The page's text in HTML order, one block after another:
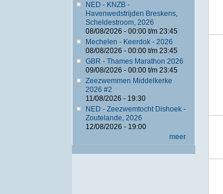
NED - KNZB -
Havenwedstrijden Breskens,
Scheldestroom, 2026
08/08/2026 - 00:00t/m 23:45
Mechelen - Keerdok - 2026
08/08/2026 - 00:00t/m 23:45
GBR - Thames Marathon 2026
09/08/2026 - 00:00t/m 23:45
Zeezwemmen Middelkerke
2026 #2
11/08/2026 - 19:30
NED - Zeezwemtocht Dishoek -
Zoutelande, 2026
12/08/2026 - 19:00
meer